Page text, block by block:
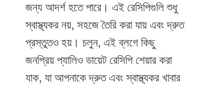
জন্য আদর্শ হতে পারে। এই রেসিপিগুলি শুধু
স্বাস্থ্যকর নয়, সহজে তৈরি করা যায় এবং দ্রুত
প্রস্তুতও হয়। চলুন, এই ব্লগে কিছু
জনপ্রিয় প্যালিও ডায়েট রেসিপি শেয়ার করা
যাক, যা আপনাকে দ্রুত এবং স্বাস্থ্যকর খাবার